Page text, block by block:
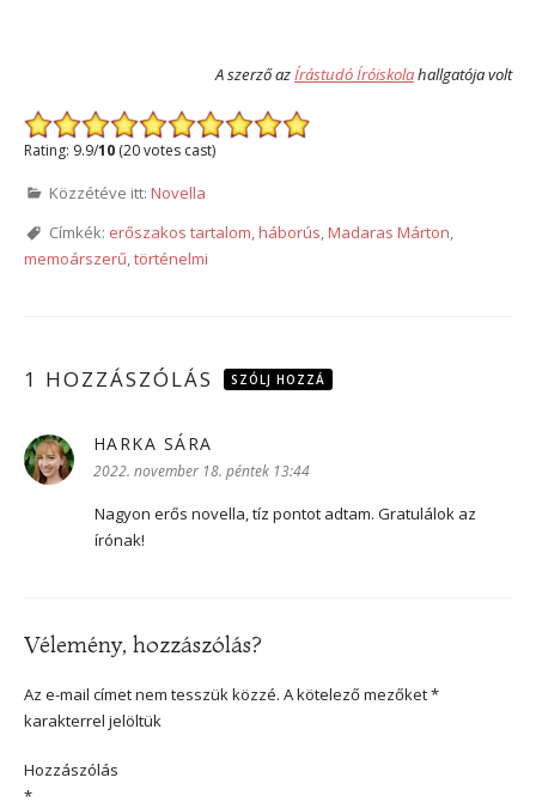
A szerző azÍrástudó Íróiskolahallgatója volt
Rating: 9.9/10 (20 votes cast)
Közzétéve itt: Novella
Címkék: erőszakos tartalom,háborús,Madaras Márton,
memoárszerű,történelmi
1 HOZZÁSZÓLÁS SZÓLJ HOZZÁ
HARKA SÁRA
2022. november 18. péntek 13:44
Nagyon erős novella, tíz pontot adtam. Gratulálok az
írónak!
Vélemény, hozzászólás?
Az e-mail címet nem tesszük közzé. A kötelező mezőket*
karakterrel jelöltük
Hozzászólás
*